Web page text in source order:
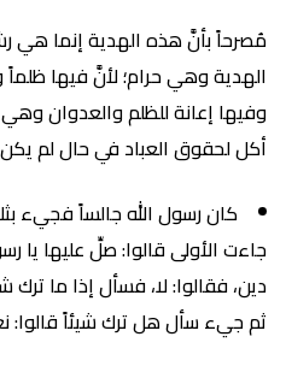
مُصرحاً بأنَّ هذه الهدية إنما
الهدية وهي حرام؛ لأنَّ فيها ظلماً
وفيها إعانة للظلم والعدوان
أكل لحقوق العباد في حال لم يكن
كان رسول الله جالساً فجيء
جاءت الأولى قالوا: صلِّ عليها يا
دين، فقالوا: لا، فسأل إذا ما ترك
ثم جيء سأل هل ترك شيئاً قالوا: